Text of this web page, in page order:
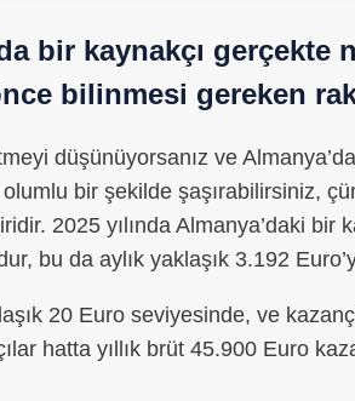
bir kaynakçı gerçekte
bilinmesi gereken
düşünüyorsanız ve
olumlu bir şekilde şaşırabilirsiniz,
2025 yılında Almanya’daki bir
bu da aylık yaklaşık 3.192
20 Euro seviyesinde, ve
hatta yıllık brüt 45.900 Euro